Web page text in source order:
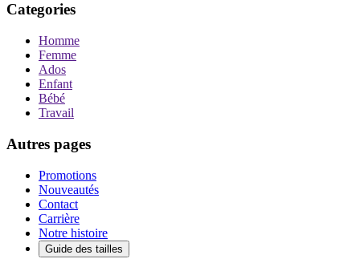
Categories
Homme
Femme
Ados
Enfant
Bébé
Travail
Autres pages
Promotions
Nouveautés
Contact
Carrière
Notre histoire
Guide des tailles